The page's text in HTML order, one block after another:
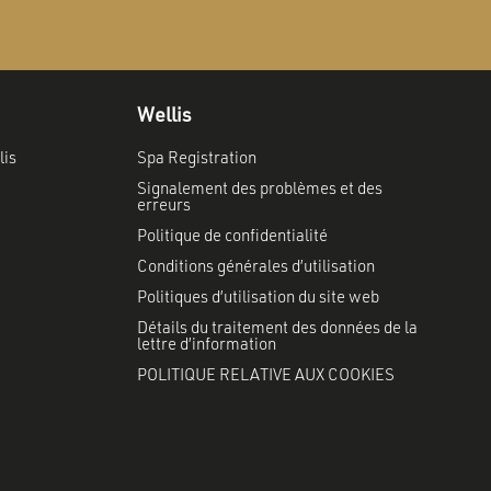
Wellis
Spa Registration
Signalement des problèmes et des
erreurs
Politique de confidentialité
Conditions générales d’utilisation
Politiques d’utilisation du site web
Détails du traitement des données de la
lettre d’information
POLITIQUE RELATIVE AUX COOKIES